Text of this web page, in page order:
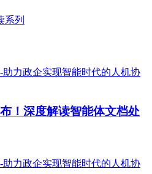
系列
！深度解读智能体文档处